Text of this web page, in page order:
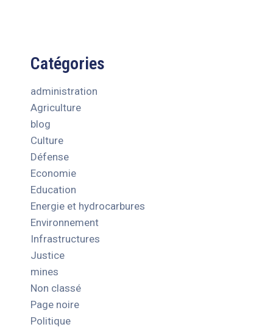
Catégories
administration
Agriculture
blog
Culture
Défense
Economie
Education
Energie et hydrocarbures
Environnement
Infrastructures
Justice
mines
Non classé
Page noire
Politique